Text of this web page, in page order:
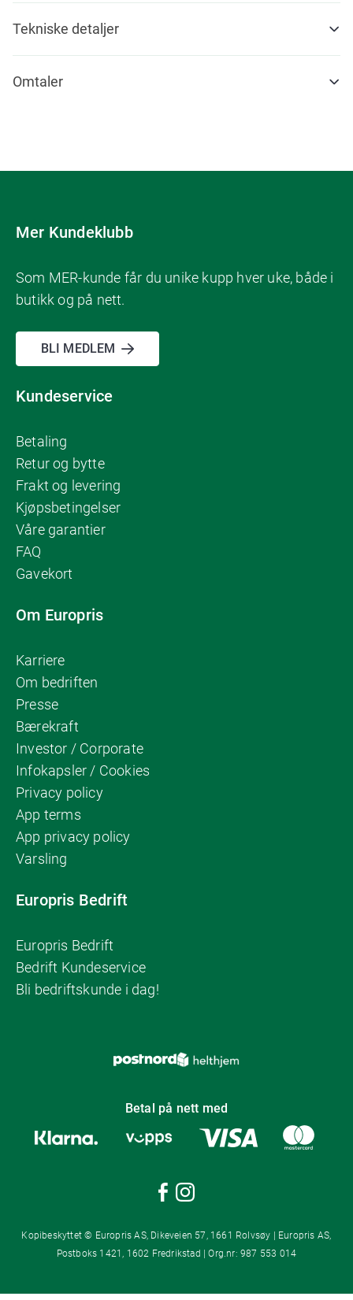
Tekniske detaljer
Omtaler
Mer Kundeklubb
Som MER-kunde får du unike kupp hver uke, både i
butikk og på nett.
BLI MEDLEM
Kundeservice
Betaling
Retur og bytte
Frakt og levering
Kjøpsbetingelser
Våre garantier
FAQ
Gavekort
Om Europris
Karriere
Om bedriften
Presse
Bærekraft
Investor / Corporate
Infokapsler / Cookies
Privacy policy
App terms
App privacy policy
Varsling
Europris Bedrift
Europris Bedrift
Bedrift Kundeservice
Bli bedriftskunde i dag!
Betal på nett med
Kopibeskyttet © Europris AS, Dikeveien 57, 1661 Rolvsøy | Europris AS,
Postboks 1421, 1602 Fredrikstad | Org.nr: 987 553 014